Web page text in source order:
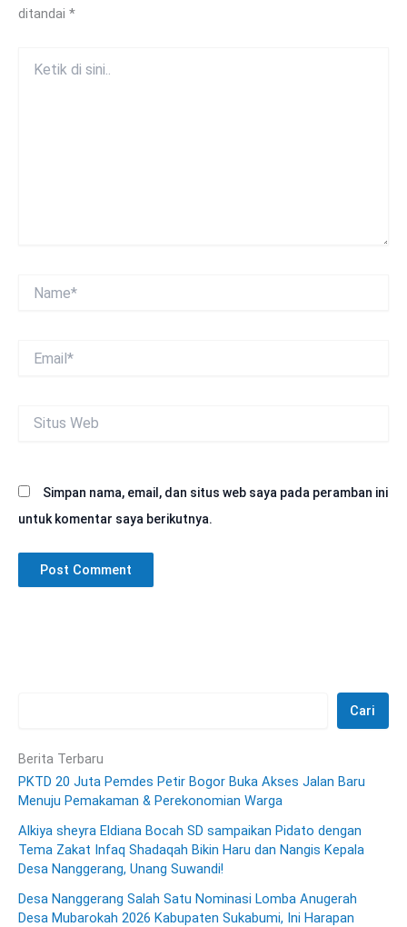
ditandai *
Web
Simpan nama, email, dan situs web saya pada peramban ini
untuk komentar saya berikutnya.
Cari
Berita Terbaru
PKTD 20 Juta Pemdes Petir Bogor Buka Akses Jalan Baru
Menuju Pemakaman & Perekonomian Warga
Alkiya sheyra Eldiana Bocah SD sampaikan Pidato dengan
Tema Zakat Infaq Shadaqah Bikin Haru dan Nangis Kepala
Desa Nanggerang, Unang Suwandi!
Desa Nanggerang Salah Satu Nominasi Lomba Anugerah
Desa Mubarokah 2026 Kabupaten Sukabumi, Ini Harapan